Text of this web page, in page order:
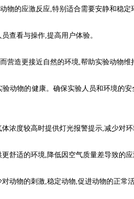
物的应激反应,特别适合需要安静和稳定
查看与操作,提高用户体验。
营造更接近自然的环境,帮助实验动物维
动物的健康。确保实验人员和环境的
浓度较高时提供灯光报警提示,减少对环
舒适的环境,降低因空气质量差导致的应
动物的刺激,稳定动物,促进动物的正常活